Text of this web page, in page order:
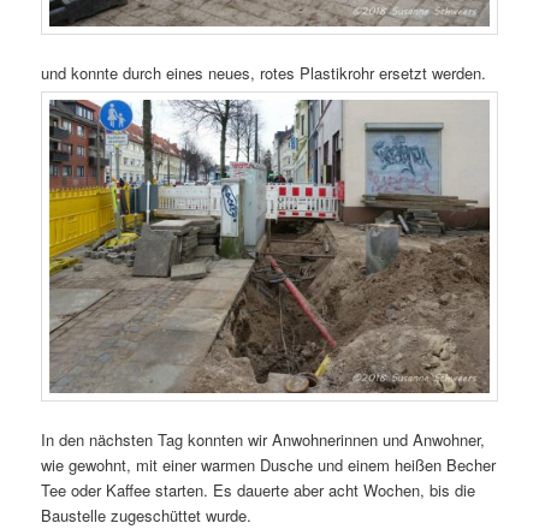
und konnte durch eines neues, rotes Plastikrohr ersetzt werden.
In den nächsten Tag konnten wir Anwohnerinnen und Anwohner,
wie gewohnt, mit einer warmen Dusche und einem heißen Becher
Tee oder Kaffee starten. Es dauerte aber acht Wochen, bis die
Baustelle zugeschüttet wurde.